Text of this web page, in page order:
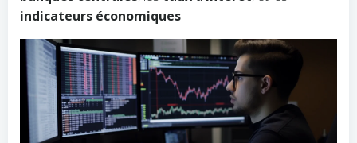
indicateurs économiques.